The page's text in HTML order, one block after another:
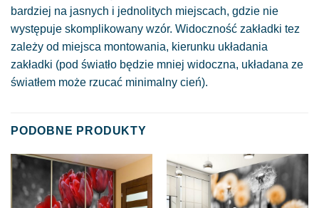
bardziej na jasnych i jednolitych miejscach, gdzie nie
występuje skomplikowany wzór. Widoczność zakładki tez
zależy od miejsca montowania, kierunku układania
zakładki (pod światło będzie mniej widoczna, układana ze
światłem może rzucać minimalny cień).
PODOBNE PRODUKTY